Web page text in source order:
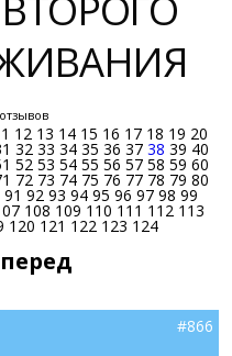
12 13 14 15 16 17 18 19 20
32 33 34 35 36 37 38 39 40
52 53 54 55 56 57 58 59 60
72 73 74 75 76 77 78 79 80
91 92 93 94 95 96 97 98 99
108 109 110 111 112 113
120 121 122 123 124
#866